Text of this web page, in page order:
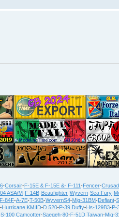
-Corsair-F-15E & F-15E &- F-111-Fencer-
ASA/M-F-14B-Beaufighter-Wyvern-Sea Fury-
F-84F-A-7E-T-50B-WyvernS4-Mig-31BM-Defiant-
-Hurricane KMIID-D.520-P-39 Duffy-Hs-129B3-P-
S-100 Camcotter-Saeqeh-80-F-51D Taiwan-Mig-